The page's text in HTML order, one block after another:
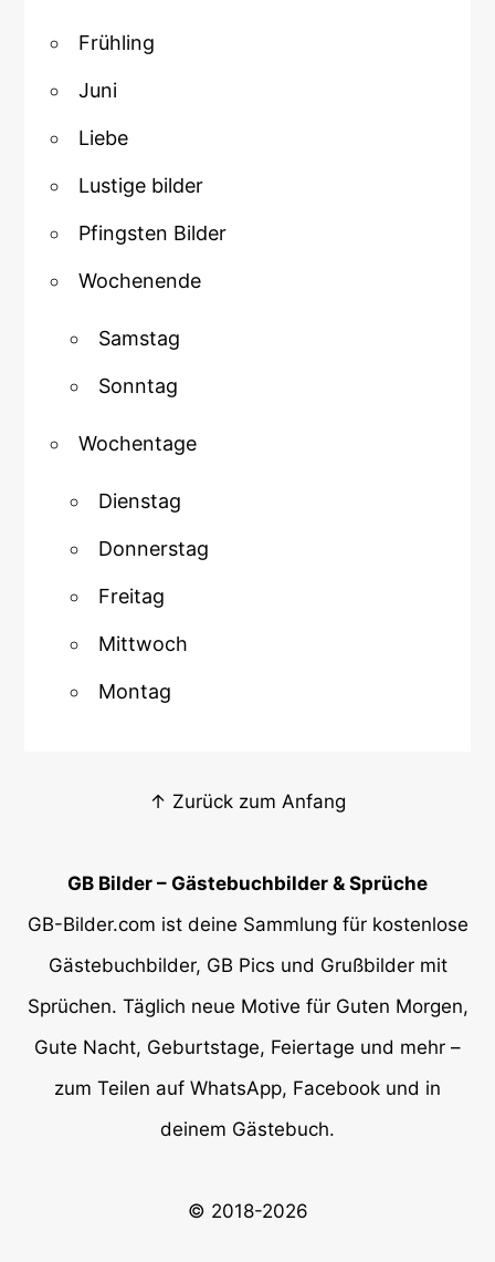
Frühling
Juni
Liebe
Lustige bilder
Pfingsten Bilder
Wochenende
Samstag
Sonntag
Wochentage
Dienstag
Donnerstag
Freitag
Mittwoch
Montag
↑ Zurück zum Anfang
GB Bilder – Gästebuchbilder & Sprüche
GB-Bilder.com ist deine Sammlung für kostenlose
Gästebuchbilder, GB Pics und Grußbilder mit
Sprüchen. Täglich neue Motive für Guten Morgen,
Gute Nacht, Geburtstage, Feiertage und mehr –
zum Teilen auf WhatsApp, Facebook und in
deinem Gästebuch.
© 2018-2026